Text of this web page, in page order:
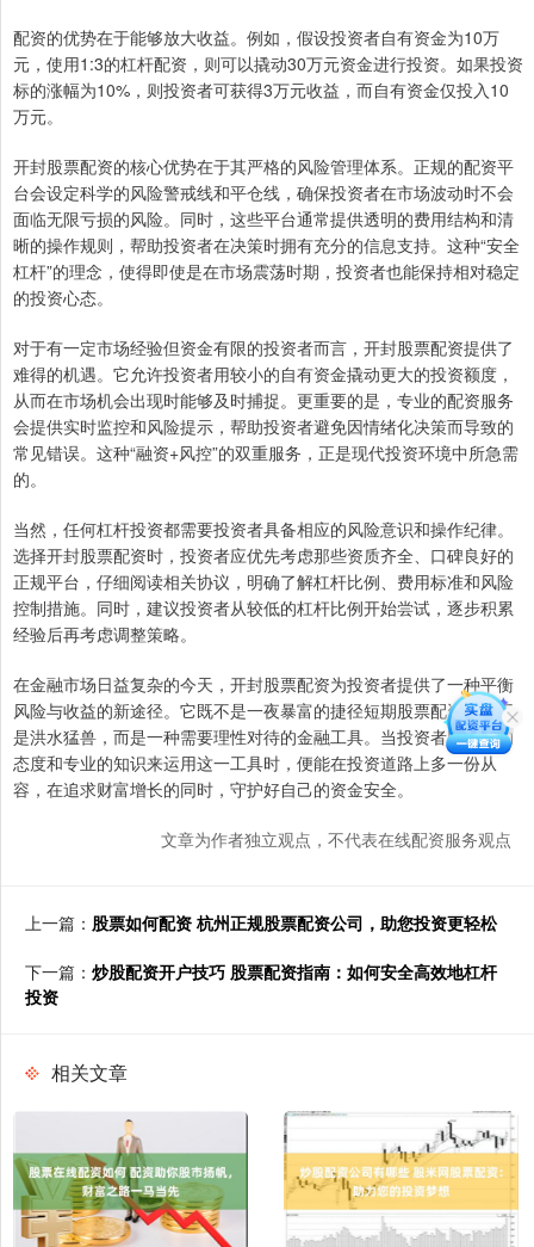
配资的优势在于能够放大收益。例如，假设投资者自有资金为10万
元，使用1:3的杠杆配资，则可以撬动30万元资金进行投资。如果投资
标的涨幅为10%，则投资者可获得3万元收益，而自有资金仅投入10
万元。
开封股票配资的核心优势在于其严格的风险管理体系。正规的配资平
台会设定科学的风险警戒线和平仓线，确保投资者在市场波动时不会
面临无限亏损的风险。同时，这些平台通常提供透明的费用结构和清
晰的操作规则，帮助投资者在决策时拥有充分的信息支持。这种“安全
杠杆”的理念，使得即使是在市场震荡时期，投资者也能保持相对稳定
的投资心态。
对于有一定市场经验但资金有限的投资者而言，开封股票配资提供了
难得的机遇。它允许投资者用较小的自有资金撬动更大的投资额度，
从而在市场机会出现时能够及时捕捉。更重要的是，专业的配资服务
会提供实时监控和风险提示，帮助投资者避免因情绪化决策而导致的
常见错误。这种“融资+风控”的双重服务，正是现代投资环境中所急需
的。
当然，任何杠杆投资都需要投资者具备相应的风险意识和操作纪律。
选择开封股票配资时，投资者应优先考虑那些资质齐全、口碑良好的
正规平台，仔细阅读相关协议，明确了解杠杆比例、费用标准和风险
控制措施。同时，建议投资者从较低的杠杆比例开始尝试，逐步积累
经验后再考虑调整策略。
在金融市场日益复杂的今天，开封股票配资为投资者提供了一种平衡
风险与收益的新途径。它既不是一夜暴富的捷径短期股票配资，也不
是洪水猛兽，而是一种需要理性对待的金融工具。当投资者以审慎的
态度和专业的知识来运用这一工具时，便能在投资道路上多一份从
容，在追求财富增长的同时，守护好自己的资金安全。
文章为作者独立观点，不代表在线配资服务观点
上一篇： 股票如何配资 杭州正规股票配资公司，助您投资更轻松
下一篇： 炒股配资开户技巧 股票配资指南：如何安全高效地杠杆
投资
相关文章